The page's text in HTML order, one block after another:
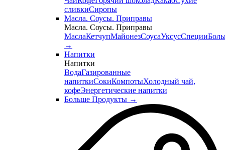
сливкиСиропы
Масла. Соусы. Приправы
Масла. Соусы. Приправы
МаслаКетчупМайонезСоусаУксусСпеции
→
Напитки
Напитки
ВодаГазированные
напиткиСокиКомпотыХолодный чай,
кофеЭнергетические напитки
Больше Продукты →